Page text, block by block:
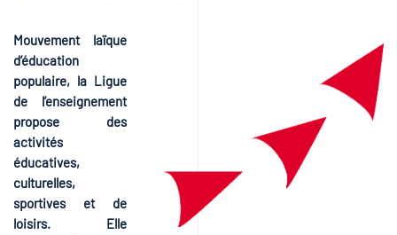
Mouvement laïque
d’éducation
populaire, la Ligue
de l’enseignement
propose des
activités
éducatives,
culturelles,
sportives et de
loisirs. Elle